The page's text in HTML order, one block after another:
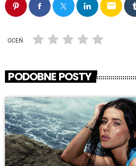
email
OCEŃ
PODOBNE POSTY